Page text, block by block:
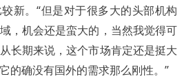
新。“但是对于很多大的头部机构
，机会还是蛮大的，当然我觉得可
长期来说，这个市场肯定还是挺大
的确没有国外的需求那么刚性。”